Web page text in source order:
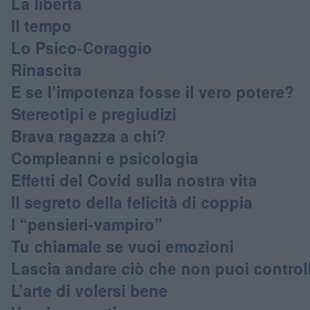
​Il tempo
​Lo Psico-Coraggio
Rinascita
​E se l’impotenza fosse il vero potere?
Stereotipi e pregiudizi
​Brava ragazza a chi?
​Compleanni e psicologia
Effetti del Covid sulla nostra vita
Il segreto della felicità di coppia
​I “pensieri-vampiro”
​Tu chiamale se vuoi emozioni
​Lascia andare ciò che non puoi
L’arte di volersi bene